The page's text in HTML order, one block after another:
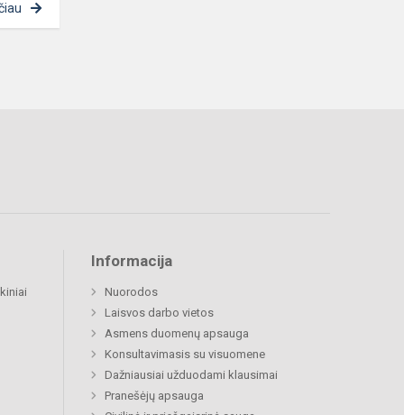
Informacija
Nuorodos
Laisvos darbo vietos
Asmens duomenų apsauga
Konsultavimasis su visuomene
Dažniausiai užduodami klausimai
Pranešėjų apsauga